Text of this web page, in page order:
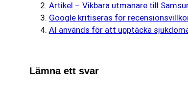
Artikel – Vikbara utmanare till
Google kritiseras för
AI används för att upptäcka
Lämna ett svar